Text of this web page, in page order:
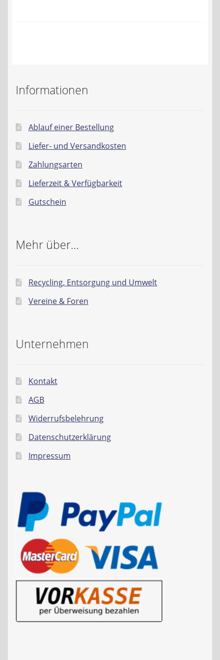
Datenschutzerklärung
Informationen
Ablauf einer Bestellung
Liefer- und Versandkosten
Zahlungsarten
Lieferzeit & Verfügbarkeit
Gutschein
Mehr über…
Recycling, Entsorgung und Umwelt
Vereine & Foren
Unternehmen
Kontakt
AGB
Widerrufsbelehrung
Datenschutzerklärung
Impressum